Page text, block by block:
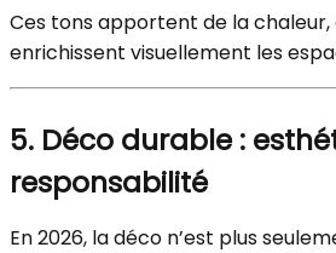
Ces tons apportent de la
enrichissent visuellement les
5. Déco durable :
responsabilité
En 2026, la déco n’est plus